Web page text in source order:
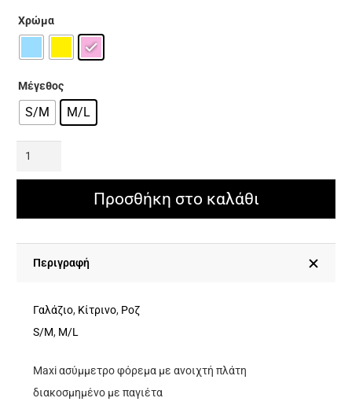
Χρώμα
Μέγεθος
S/M M/L
Maxi
Με
Πλάτη
Παγιέτα
Προσθήκη στο καλάθι
Περιγραφή
Γαλάζιο, Κίτρινο, Ροζ
S/M, M/L
Maxi ασύμμετρο φόρεμα με ανοιχτή πλάτη
διακοσμημένο με παγιέτα